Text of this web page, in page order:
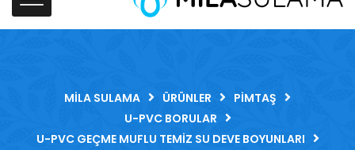
MILA SULAMA ÜRÜNLER
PIMTAŞ
U-PVC BORULAR
U-PVC GEÇME MUFLU TEMIZ SU DEVE BOYUNLARI